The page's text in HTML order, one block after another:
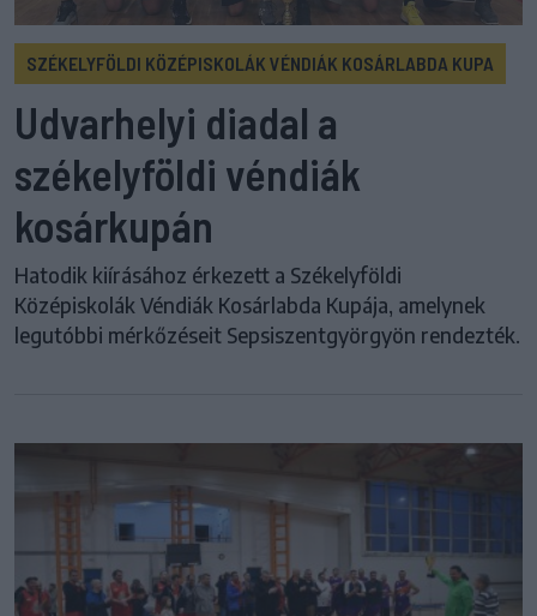
SZÉKELYFÖLDI KÖZÉPISKOLÁK VÉNDIÁK KOSÁRLABDA KUPA
Udvarhelyi diadal a
székelyföldi véndiák
kosárkupán
Hatodik kiírásához érkezett a Székelyföldi
Középiskolák Véndiák Kosárlabda Kupája, amelynek
legutóbbi mérkőzéseit Sepsiszentgyörgyön rendezték.